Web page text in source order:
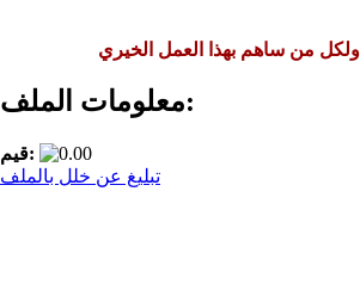
ولكل من ساهم بهذا العمل الخيري
معلومات الملف:
قيم:
تبليغ عن خلل بالملف